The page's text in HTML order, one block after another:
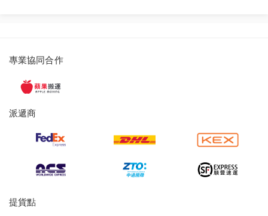
派
服
及
專業協同合作
派遞商
提貨點